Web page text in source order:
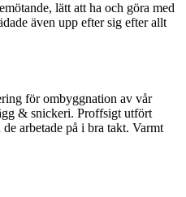
lätt att ha och göra med
även upp efter sig efter allt
för ombyggnation av vår
& snickeri. Proffsigt utfört
arbetade på i bra takt. Varmt